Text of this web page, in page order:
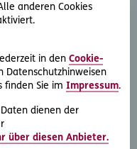
anderen Cookies
in den Cookie-
Datenschutzhinweisen
finden Sie im Impressum.
dienen der
über diesen Anbieter.
Rechtsexperten
und schnell.